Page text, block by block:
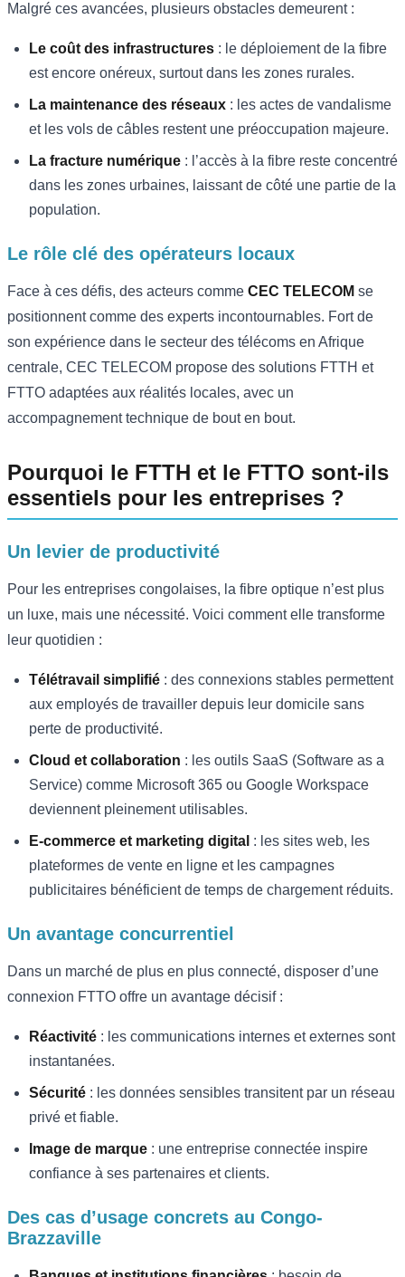
Malgré ces avancées, plusieurs obstacles demeurent :
Le coût des infrastructures : le déploiement de la fibre
est encore onéreux, surtout dans les zones rurales.
La maintenance des réseaux : les actes de vandalisme
et les vols de câbles restent une préoccupation majeure.
La fracture numérique : l’accès à la fibre reste concentré
dans les zones urbaines, laissant de côté une partie de la
population.
Le rôle clé des opérateurs locaux
Face à ces défis, des acteurs comme CEC TELECOM se
positionnent comme des experts incontournables. Fort de
son expérience dans le secteur des télécoms en Afrique
centrale, CEC TELECOM propose des solutions FTTH et
FTTO adaptées aux réalités locales, avec un
accompagnement technique de bout en bout.
Pourquoi le FTTH et le FTTO sont-ils
essentiels pour les entreprises ?
Un levier de productivité
Pour les entreprises congolaises, la fibre optique n’est plus
un luxe, mais une nécessité. Voici comment elle transforme
leur quotidien :
Télétravail simplifié : des connexions stables permettent
aux employés de travailler depuis leur domicile sans
perte de productivité.
Cloud et collaboration : les outils SaaS (Software as a
Service) comme Microsoft 365 ou Google Workspace
deviennent pleinement utilisables.
E-commerce et marketing digital : les sites web, les
plateformes de vente en ligne et les campagnes
publicitaires bénéficient de temps de chargement réduits.
Un avantage concurrentiel
Dans un marché de plus en plus connecté, disposer d’une
connexion FTTO offre un avantage décisif :
Réactivité : les communications internes et externes sont
instantanées.
Sécurité : les données sensibles transitent par un réseau
privé et fiable.
Image de marque : une entreprise connectée inspire
confiance à ses partenaires et clients.
Des cas d’usage concrets au Congo-
Brazzaville